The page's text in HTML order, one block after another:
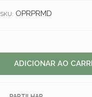
SKU: OPRPRMD